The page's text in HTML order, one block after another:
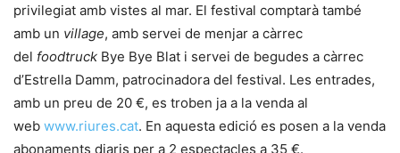
privilegiat amb vistes al mar. El festival comptarà també
amb un village, amb servei de menjar a càrrec
del foodtruck Bye Bye Blat i servei de begudes a càrrec
d’Estrella Damm, patrocinadora del festival. Les entrades,
amb un preu de 20 €, es troben ja a la venda al
web www.riures.cat. En aquesta edició es posen a la venda
abonaments diaris per a 2 espectacles a 35 €.